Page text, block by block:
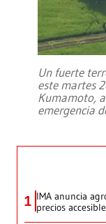
Un fuerte
este martes
Kumamoto,
emergencia
1 IMA anuncia
precios